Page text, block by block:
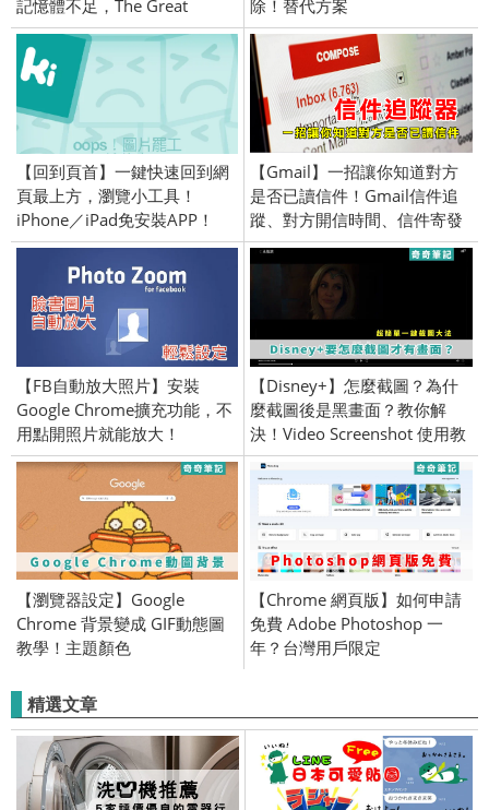
記憶體不足，The Great
Suspender幫你解決！
除！替代方案
【回到頁首】一鍵快速回到網
頁最上方，瀏覽小工具！
iPhone／iPad免安裝APP！
【Gmail】一招讓你知道對方
是否已讀信件！Gmail信件追
蹤、對方開信時間、信件寄發
成功、Chrome 擴充工具
【FB自動放大照片】安裝
Google Chrome擴充功能，不
用點開照片就能放大！
【Disney+】怎麼截圖？為什
麼截圖後是黑畫面？教你解
決！Video Screenshot 使用教
學
【瀏覽器設定】Google
Chrome 背景變成 GIF動態圖
教學！主題顏色
【Chrome 網頁版】如何申請
免費 Adobe Photoshop 一
年？台灣用戶限定
精選文章